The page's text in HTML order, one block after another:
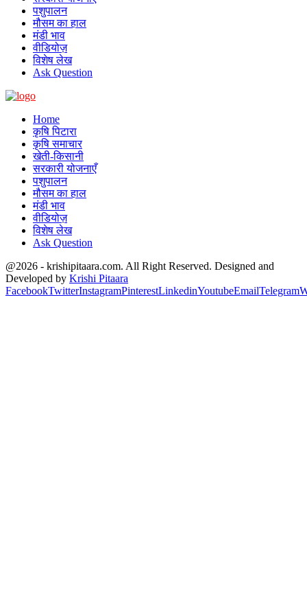
पशुपालन
मौसम का हाल
मंडी भाव
वीडियोज़
विशेष लेख
Ask Question
Home
कृषि पिटारा
कृषि समाचार
खेती-किसानी
सरकारी योजनाएँ
पशुपालन
मौसम का हाल
मंडी भाव
वीडियोज़
विशेष लेख
Ask Question
@2026 - krishipitaara.com. All Right Reserved. Designed and
Developed by Krishi Pitaara
FacebookTwitterInstagramPinterestLinkedinYoutubeEmailTelegram